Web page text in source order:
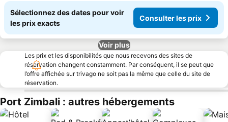
Sélectionnez des dates pour voir
les prix exacts
Consulter les prix
Voir plus
Les prix et les disponibilités que nous recevons des sites de
réservation changent constamment. Par conséquent, il se peut que
l’offre affichée sur trivago ne soit pas la même que celle du site de
réservation.
Port Zimbali : autres hébergements